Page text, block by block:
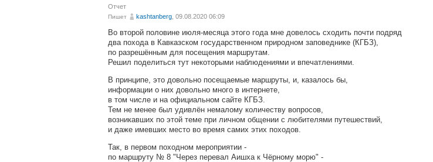
Отчет
Пишет kashtanberg , 09.08.2020 06:09
Во второй половине июля-месяца этого года мне довелось сходить почти подряд
два похода в Кавказском государственном природном заповеднике (КГБЗ),
по разрешённым для посещения маршрутам.
Решил поделиться тут некоторыми наблюдениями и впечатлениями.
В принципе, это довольно посещаемые маршруты, и, казалось бы,
информации о них довольно много в интернете,
в том числе и на официальном сайте КГБЗ.
Тем не менее был удивлён немалому количеству вопросов,
возникавших по этой теме при личном общении с любителями путешествий,
и даже имевших место во время самих этих походов.
Так, в первом походном мероприятии -
по маршруту № 8 "Через перевал Аишха к Чёрному морю" -